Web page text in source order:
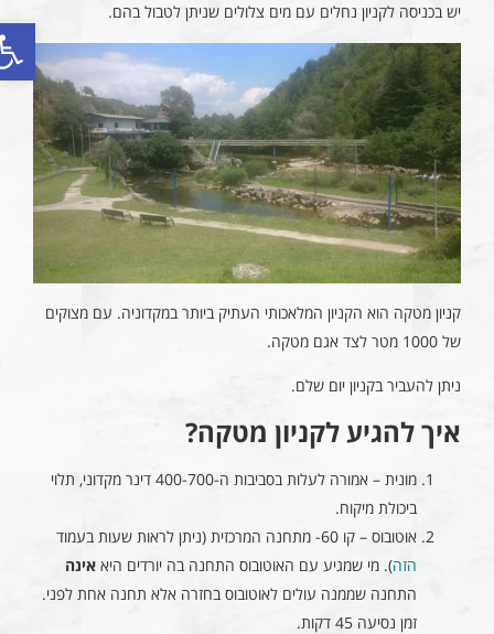
פתח
יש בכניסה לקניון נחלים עם מים צלולים שניתן לטבול בהם.
קניון מטקה הוא הקניון המלאכותי העתיק ביותר במקדוניה. עם מצוקים
של 1000 מטר לצד אגם מטקה.
ניתן להעביר בקניון יום שלם.
איך להגיע לקניון מטקה?
מונית – אמורה לעלות בסביבות ה-400-700 דינר מקדוני, תלוי
ביכולת מיקוח.
אוטובוס – קו 60- מתחנה המרכזית (ניתן לראות שעות בעמוד
הזה). מי שמגיע עם האוטובוס התחנה בה יורדים היאאינה
התחנה שממנה עולים לאוטובוס בחזרה אלא תחנה אחת לפני.
זמן נסיעה 45 דקות.